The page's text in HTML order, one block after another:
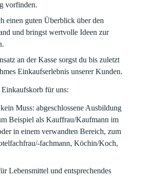
vorfinden.
einen guten Überblick über den
und bringst wertvolle Ideen zur
an der Kasse sorgst du bis zuletzt
Einkaufserlebnis unserer Kunden.
für uns:
Muss: abgeschlossene Ausbildung
Beispiel als Kauffrau/Kaufmann im
in einem verwandten Bereich, zum
fachmann, Köchin/Koch,
Lebensmittel und entsprechendes